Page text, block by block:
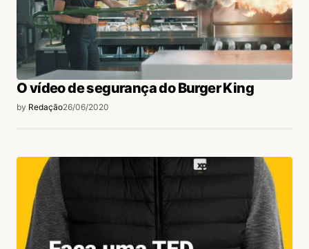
O vídeo de segurança do Burger King
by Redação26/06/2020